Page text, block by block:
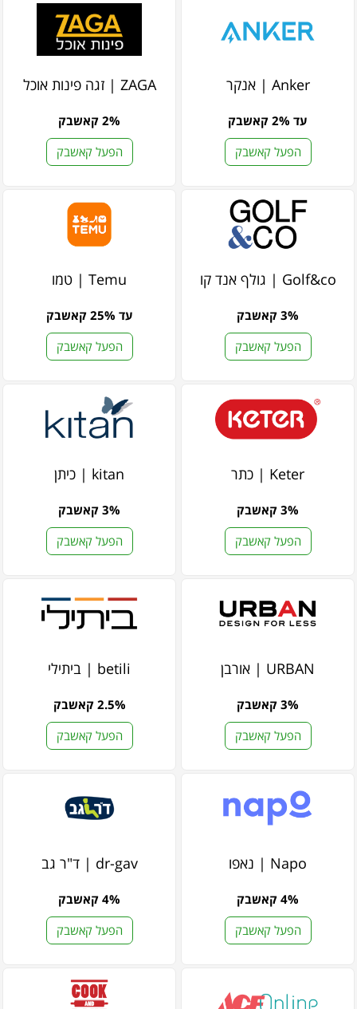
Anker | אנקר
עד 2% קאשבק
הפעל קאשבק
ZAGA | זגה פינות אוכל
2% קאשבק
הפעל קאשבק
Golf&co | גולף אנד קו
3% קאשבק
הפעל קאשבק
Temu | טמו
עד 25% קאשבק
הפעל קאשבק
Keter | כתר
3% קאשבק
הפעל קאשבק
kitan | כיתן
3% קאשבק
הפעל קאשבק
URBAN | אורבן
3% קאשבק
הפעל קאשבק
betili | ביתילי
2.5% קאשבק
הפעל קאשבק
Napo | נאפו
4% קאשבק
הפעל קאשבק
dr-gav | ד"ר גב
4% קאשבק
הפעל קאשבק